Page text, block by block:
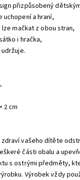
přizpůsobený
uchopení a hraní,
mačkat z obou stran,
i hračka,
2 cm
vašeho dítěte
části obalu a
s ostrými předměty,
Výrobek vždy